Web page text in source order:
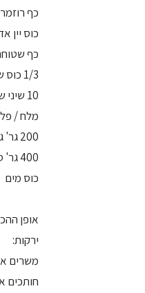
כף
כוס יין
כף
1/3 כוס שמן זית
10 שיני שום שלמות קלופות
מלח /
200 גר' ג'ינג'ר מגורד בפומפיה
400 גר' סוכר
כוס מים
אופן
ירקות:
משרים
חותכים